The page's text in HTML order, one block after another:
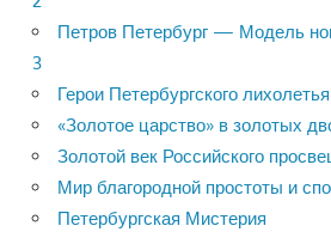
Петров Петербург — Модель
3
Герои Петербургского лихолетья
«Золотое царство» в золотых
Золотой век Российского
Мир благородной простоты и
Петербургская Мистерия